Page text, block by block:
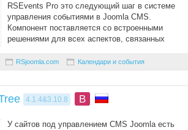
RSEvents Pro это следующий шаг в системе
управления событиями в Joomla CMS.
Компонент поставляется со встроенными
решениями для всех аспектов, связанных
RSjoomla.com Календари и события
4.1.4&3.10.8 B
У сайтов под управлением CMS Joomla есть